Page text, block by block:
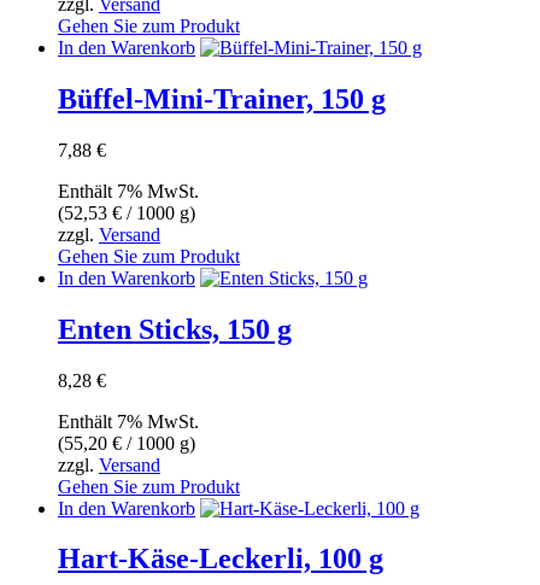
zzgl. Versand
Gehen Sie zum Produkt
In den Warenkorb
Büffel-Mini-Trainer, 150 g
7,88 €
Enthält 7% MwSt.
(52,53 € / 1000 g)
zzgl. Versand
Gehen Sie zum Produkt
In den Warenkorb
Enten Sticks, 150 g
8,28 €
Enthält 7% MwSt.
(55,20 € / 1000 g)
zzgl. Versand
Gehen Sie zum Produkt
In den Warenkorb
Hart-Käse-Leckerli, 100 g